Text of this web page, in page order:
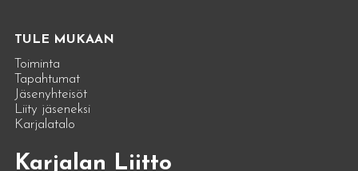
TULE MUKAAN
Toiminta
Tapahtumat
Jäsenyhteisöt
Liity jäseneksi
Karjalatalo
Karjalan Liitto